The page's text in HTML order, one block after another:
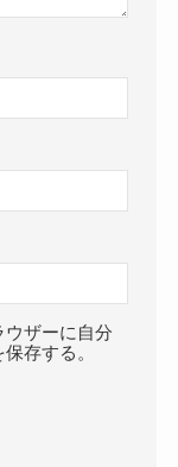
ウザーに自分
存する。